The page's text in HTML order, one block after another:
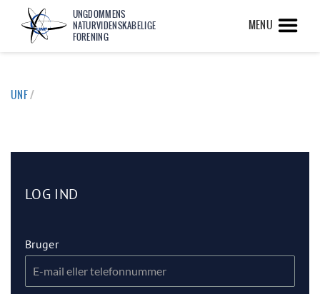
UNGDOMMENS
NATURVIDENSKABELIGE
FORENING
MENU
UNF/
LOG IND
Bruger